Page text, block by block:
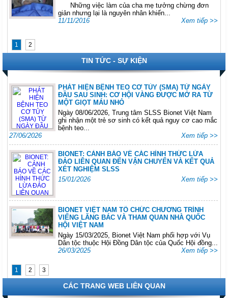
Những việc làm của cha mẹ tưởng chừng đơn
giản nhưng lại là nguyên nhân khiến...
11/11/2016
Xem tiếp >>
1 2
TIN TỨC - SỰ KIỆN
PHÁT HIỆN BỆNH TEO CƠ TỦY (SMA) TỪ NGÀY
ĐẦU SAU SINH: CƠ HỘI VÀNG ĐƯỢC MỞ RA TỪ
MỘT GIỌT MÁU NHỎ
Ngày 08/06/2026, Trung tâm SLSS Bionet Việt Nam
ghi nhận một trẻ sơ sinh có kết quả nguy cơ cao mắc
bệnh teo...
27/06/2026
Xem tiếp >>
BIONET: CẢNH BÁO VỀ CÁC HÌNH THỨC LỪA
ĐẢO LIÊN QUAN ĐẾN VẬN CHUYỂN VÀ KẾT QUẢ
XÉT NGHIỆM SLSS
15/01/2026
Xem tiếp >>
BIONET VIỆT NAM TỔ CHỨC CHƯƠNG TRÌNH
VIẾNG LĂNG BÁC VÀ THAM QUAN NHÀ QUỐC
HỘI VIỆT NAM
Ngày 15/03/2025, Bionet Việt Nam phối hợp với Vụ
Dân tộc thuộc Hội Đồng Dân tộc của Quốc Hội đồng...
26/03/2025
Xem tiếp >>
1 2 3
CÁC TRANG WEB LIÊN QUAN